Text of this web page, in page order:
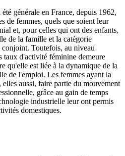
générale en France, depuis 1962,
de femmes, quels que soient leur
et, pour celles qui ont des enfants,
de la famille et la catégorie
Toutefois, au niveau
taux d'activité féminine demeure
qu'elle est liée à la dynamique de la
de l'emploi. Les femmes ayant la
aussi, faire partie du mouvement
grâce au gain de temps
industrielle leur ont permis
domestiques.